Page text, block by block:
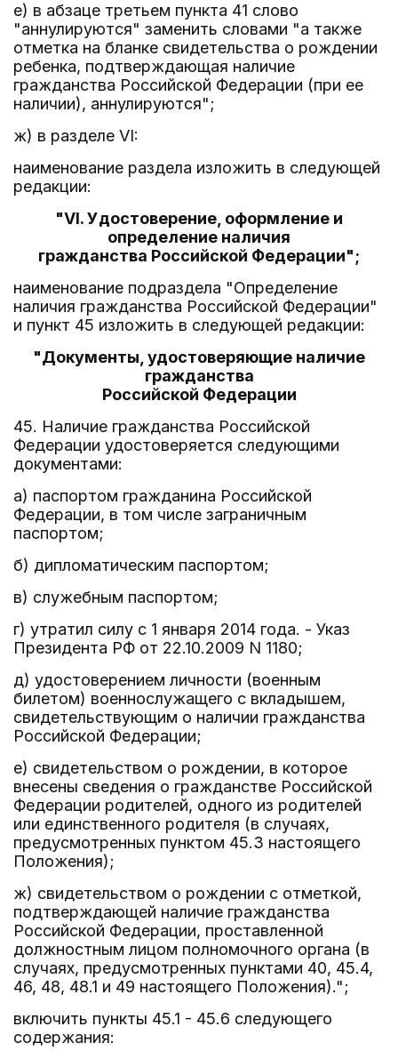
е) в абзаце третьем пункта 41 слово
"аннулируются" заменить словами "а также
отметка на бланке свидетельства о рождении
ребенка, подтверждающая наличие
гражданства Российской Федерации (при ее
наличии), аннулируются";
ж) в разделе VI:
наименование раздела изложить в следующей
редакции:
"VI. Удостоверение, оформление и
определение наличия
гражданства Российской Федерации";
наименование подраздела "Определение
наличия гражданства Российской Федерации"
и пункт 45 изложить в следующей редакции:
"Документы, удостоверяющие наличие
гражданства
Российской Федерации
45. Наличие гражданства Российской
Федерации удостоверяется следующими
документами:
а) паспортом гражданина Российской
Федерации, в том числе заграничным
паспортом;
б) дипломатическим паспортом;
в) служебным паспортом;
г) утратил силу с 1 января 2014 года. - Указ
Президента РФ от 22.10.2009 N 1180;
д) удостоверением личности (военным
билетом) военнослужащего с вкладышем,
свидетельствующим о наличии гражданства
Российской Федерации;
е) свидетельством о рождении, в которое
внесены сведения о гражданстве Российской
Федерации родителей, одного из родителей
или единственного родителя (в случаях,
предусмотренных пунктом 45.3 настоящего
Положения);
ж) свидетельством о рождении с отметкой,
подтверждающей наличие гражданства
Российской Федерации, проставленной
должностным лицом полномочного органа (в
случаях, предусмотренных пунктами 40, 45.4,
46, 48, 48.1 и 49 настоящего Положения).";
включить пункты 45.1 - 45.6 следующего
содержания: